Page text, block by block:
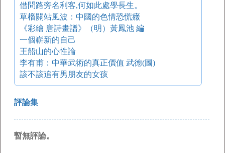
借問路旁名利客,何如此處學長生。
草榴關站風波：中國的色情恐慌癥
《彩繪 唐詩畫譜》（明）黃鳳池 編
一個嶄新的自己
王船山的心性論
李有甫：中華武術的真正價值 武德(圖)
該不該追有男朋友的女孩
評論集
暫無評論。